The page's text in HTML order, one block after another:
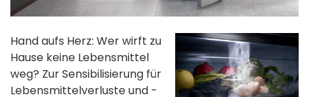
Hand aufs Herz: Wer wirft zu
Hause keine Lebensmittel
weg? Zur Sensibilisierung für
Lebensmittelverluste und -